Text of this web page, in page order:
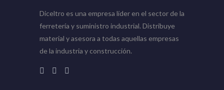
Diceltro es una empresa líder en el sector de la
ferretería y suministro industrial. Distribuye
material y asesora a todas aquellas empresas
de la industria y construcción.